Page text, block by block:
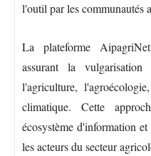
l'outil par les communautés
La plateforme
assurant la vulgarisation
l'agriculture,
climatique. Cette
écosystème d'information
les acteurs du secteur